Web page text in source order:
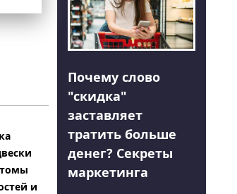
и
Почему слово
"скидка"
заставляет
тратить больше
денег? Секреты
маркетинга